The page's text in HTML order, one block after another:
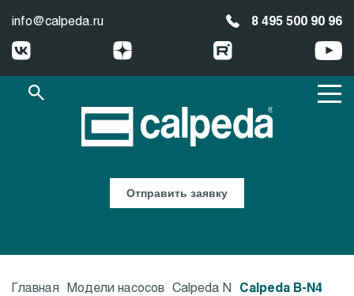
info@calpeda.ru 8 495 500 90 96
Отправить заявку
Главная Модели насосов Calpeda N Calpeda B-N4